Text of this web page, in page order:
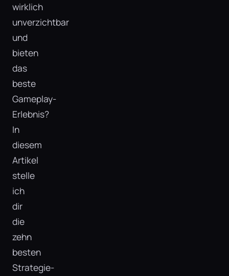
wirklich
unverzichtbar
und
bieten
das
beste
Gameplay-
Erlebnis?
In
diesem
Artikel
stelle
ich
dir
die
zehn
besten
Strategie-